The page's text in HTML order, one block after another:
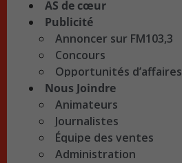
AS de cœur
Publicité
Annoncer sur FM103,3
Concours
Opportunités d’affaires
Nous Joindre
Animateurs
Journalistes
Équipe des ventes
Administration